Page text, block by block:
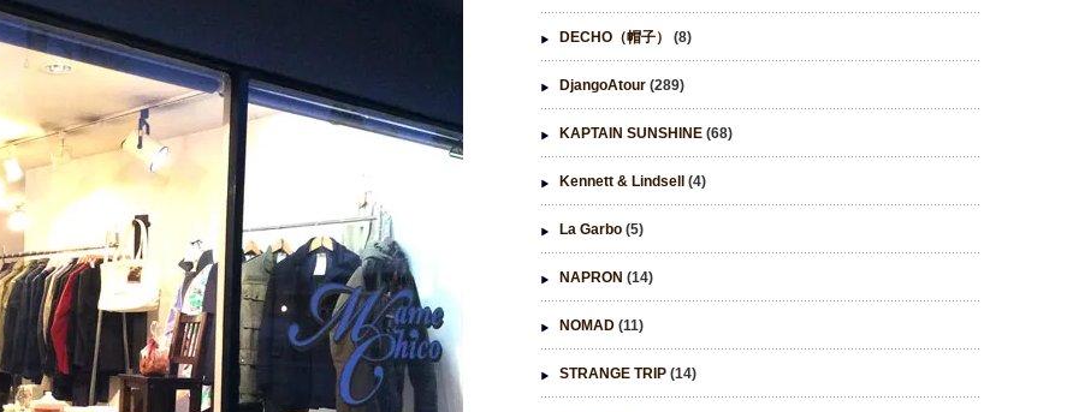
DECHO（帽子） (8)
DjangoAtour (289)
KAPTAIN SUNSHINE (68)
Kennett & Lindsell (4)
La Garbo (5)
NAPRON (14)
NOMAD (11)
STRANGE TRIP (14)